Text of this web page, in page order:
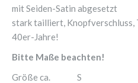
mit Seiden-Satin abgesetzt
stark tailliert, Knopfverschluss,
40er-Jahre!
Bitte Maße beachten!
Größe ca.
S